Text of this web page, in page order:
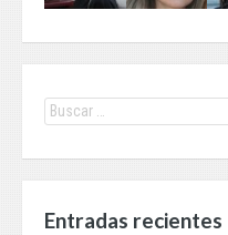
Entradas recientes